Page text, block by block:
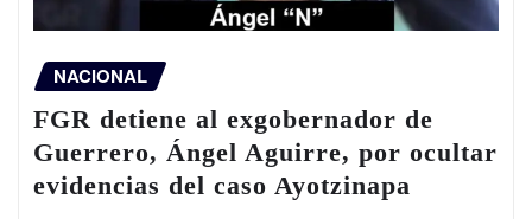
NACIONAL
FGR detiene al exgobernador de
Guerrero, Ángel Aguirre, por ocultar
evidencias del caso Ayotzinapa